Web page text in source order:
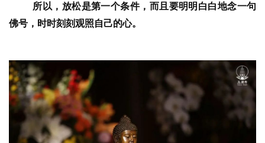
所以，放松是第一个条件，而且要明明白白地念一句
佛号，时时刻刻观照自己的心。